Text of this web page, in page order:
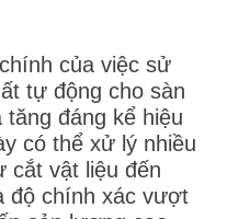
của việc sử
tự động cho sàn
đáng kể hiệu
có thể xử lý nhiều
cắt vật liệu đến
độ chính xác vượt